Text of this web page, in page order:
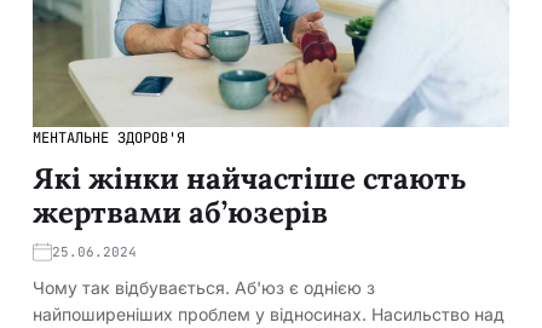
МЕНТАЛЬНЕ ЗДОРОВ'Я
Які жінки найчастіше стають
жертвами аб’юзерів
25.06.2024
Чому так відбувається. Аб'юз є однією з
найпоширеніших проблем у відносинах. Насильство над